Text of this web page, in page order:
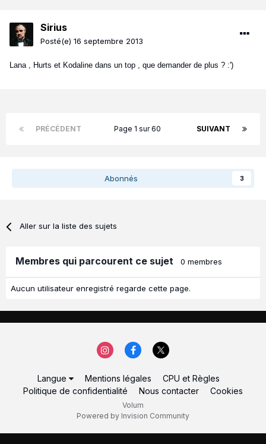
Sirius
Posté(e) 16 septembre 2013
Lana , Hurts et Kodaline dans un top , que demander de plus ? :')
PRÉCÉDENT SUIVANT
Page 1 sur 60
Abonnés 3
Aller sur la liste des sujets
Membres qui parcourent ce sujet 0 membres
Aucun utilisateur enregistré regarde cette page.
Langue Mentions légales
CPU et Règles
Politique de confidentialité
Nous contacter Cookies
Volum
Powered by Invision Community